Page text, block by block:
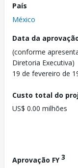
País
México
Data da
(conforme
Diretoria Executiva)
19 de fevereiro de
Custo total do
US$ 0.00 milhões
Aprovação FY3